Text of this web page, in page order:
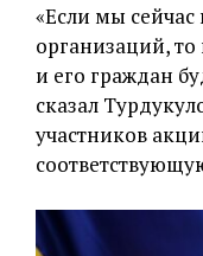
«Если мы
организаций,
и его граждан
сказал
участников